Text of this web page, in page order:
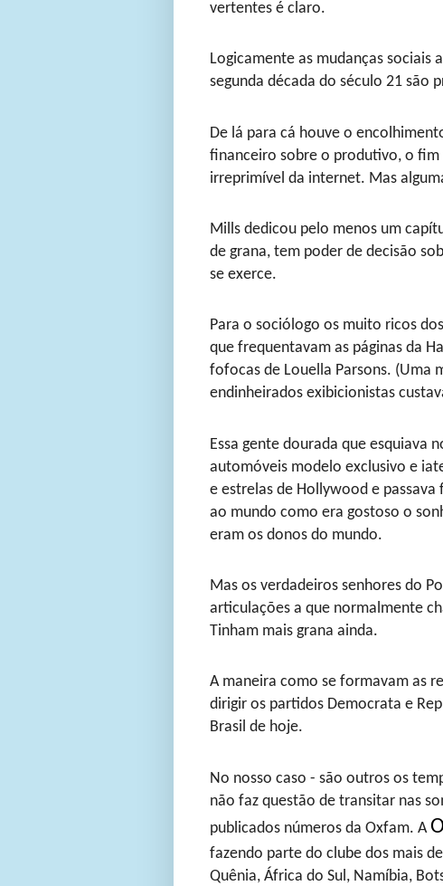
vertentes é claro.
Logicamente as mudanças sociais
segunda década do século 21 são
De lá para cá houve o
financeiro sobre o produtivo, o fim
irreprimível da internet. Mas
Mills dedicou pelo menos um
de grana, tem poder de decisão
se exerce.
Para o sociólogo os muito ricos
que frequentavam as páginas da
fofocas de Louella Parsons. (Uma
endinheirados exibicionistas
Essa gente dourada que esquiava
automóveis modelo exclusivo e
e estrelas de Hollywood e passava
ao mundo como era gostoso o
eram os donos do mundo.
Mas os verdadeiros senhores do
articulações a que normalmente
Tinham mais grana ainda.
A maneira como se formavam as
dirigir os partidos Democrata e
Brasil de hoje.
No nosso caso - são outros os
não faz questão de transitar nas
publicados números da Oxfam. A
fazendo parte do clube dos mais
Quênia, África do Sul, Namíbia,